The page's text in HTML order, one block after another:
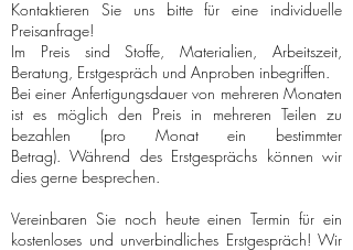
Kontaktieren Sie uns bitte für eine individuelle
Preisanfrage!
Im Preis sind Stoffe, Materialien, Arbeitszeit,
Beratung, Erstgespräch und Anproben inbegriffen.
Bei einer Anfertigungsdauer von mehreren Monaten
ist es möglich den Preis in mehreren Teilen zu
bezahlen (pro Monat ein bestimmter
Betrag). Während des Erstgesprächs können wir
dies gerne besprechen.
Vereinbaren Sie noch heute einen Termin für ein
kostenloses und unverbindliches Erstgespräch! Wir